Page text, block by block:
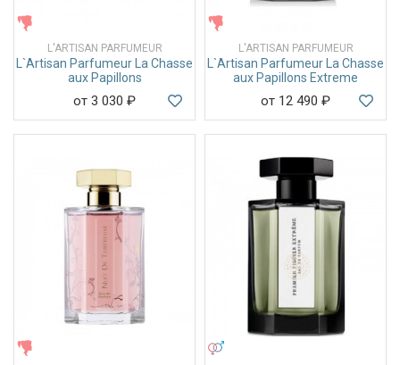
L'ARTISAN PARFUMEUR
L`Artisan Parfumeur La Chasse
aux Papillons
от 3 030 ₽
L'ARTISAN PARFUMEUR
L`Artisan Parfumeur La Chasse
aux Papillons Extreme
от 12 490 ₽